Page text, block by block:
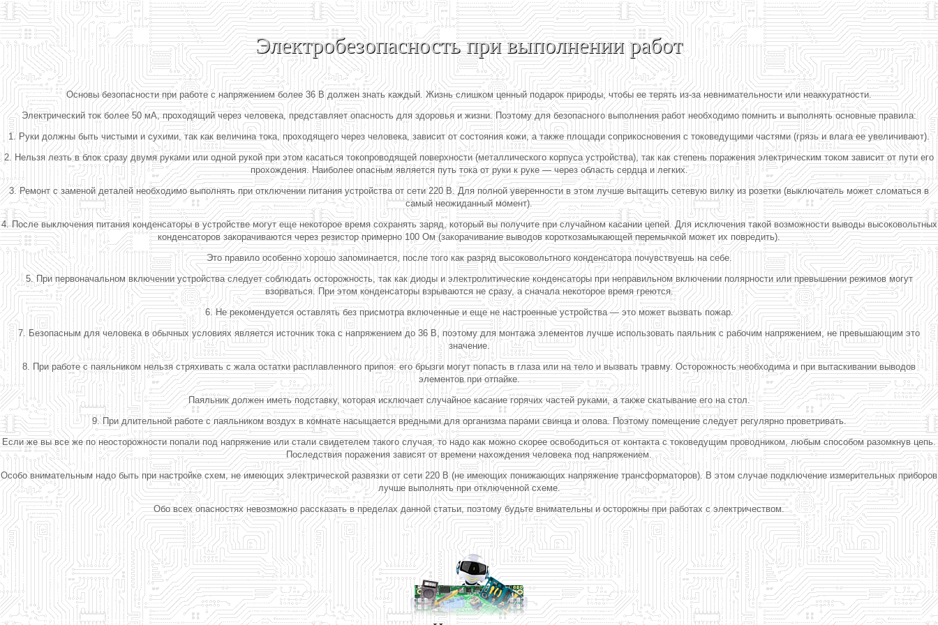
Электробезопасность при выполнении работ
Основы безопасности при работе с напряжением более 36 В должен знать каждый. Жизнь слишком ценный подарок природы, чтобы ее терять из-за невнимательности или неаккуратности.
Электрический ток более 50 мА, проходящий через человека, представляет опасность для здоровья и жизни. Поэтому для безопасного выполнения работ необходимо помнить и выполнять основные правила:
1. Руки должны быть чистыми и сухими, так как величина тока, проходящего через человека, зависит от состояния кожи, а также площади соприкосновения с токоведущими частями (грязь и влага ее увеличивают).
2. Нельзя лезть в блок сразу двумя руками или одной рукой при этом касаться токопроводящей поверхности (металлического корпуса устройства), так как степень поражения электрическим током зависит от пути его
прохождения. Наиболее опасным является путь тока от руки к руке — через область сердца и легких.
3. Ремонт с заменой деталей необходимо выполнять при отключении питания устройства от сети 220 В. Для полной уверенности в этом лучше вытащить сетевую вилку из розетки (выключатель может сломаться в
самый неожиданный момент).
4. После выключения питания конденсаторы в устройстве могут еще некоторое время сохранять заряд, который вы получите при случайном касании цепей. Для исключения такой возможности выводы высоковольтных
конденсаторов закорачиваются через резистор примерно 100 Ом (закорачивание выводов короткозамыкающей перемычкой может их повредить).
Это правило особенно хорошо запоминается, после того как разряд высоковольтного конденсатора почувствуешь на себе.
5. При первоначальном включении устройства следует соблюдать осторожность, так как диоды и электролитические конденсаторы при неправильном включении полярности или превышении режимов могут
взорваться. При этом конденсаторы взрываются не сразу, а сначала некоторое время греются.
6. Не рекомендуется оставлять без присмотра включенные и еще не настроенные устройства — это может вызвать пожар.
7. Безопасным для человека в обычных условиях является источник тока с напряжением до 36 В, поэтому для монтажа элементов лучше использовать паяльник с рабочим напряжением, не превышающим это
значение.
8. При работе с паяльником нельзя стряхивать с жала остатки расплавленного припоя: его брызги могут попасть в глаза или на тело и вызвать травму. Осторожность необходима и при вытаскивании выводов
элементов при отпайке.
Паяльник должен иметь подставку, которая исключает случайное касание горячих частей руками, а также скатывание его на стол.
9. При длительной работе с паяльником воздух в комнате насыщается вредными для организма парами свинца и олова. Поэтому помещение следует регулярно проветривать.
Если же вы все же по неосторожности попали под напряжение или стали свидетелем такого случая, то надо как можно скорее освободиться от контакта с токоведущим проводником, любым способом разомкнув цепь.
Последствия поражения зависят от времени нахождения человека под напряжением.
Особо внимательным надо быть при настройке схем, не имеющих электрической развязки от сети 220 В (не имеющих понижающих напряжение трансформаторов). В этом случае подключение измерительных приборов
лучше выполнять при отключенной схеме.
Обо всех опасностях невозможно рассказать в пределах данной статьи, поэтому будьте внимательны и осторожны при работах с электричеством.